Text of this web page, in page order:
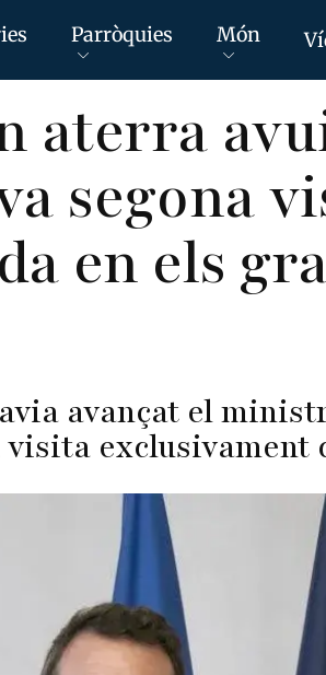
Parròquies Món
aterra
segona
en els
avançat el
visita